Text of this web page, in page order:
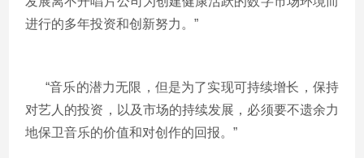
进行的多年投资和创新努力。”
“音乐的潜力无限，但是为了实现可持续增长，保持
对艺人的投资，以及市场的持续发展，必须要不遗余力
地保卫音乐的价值和对创作的回报。”